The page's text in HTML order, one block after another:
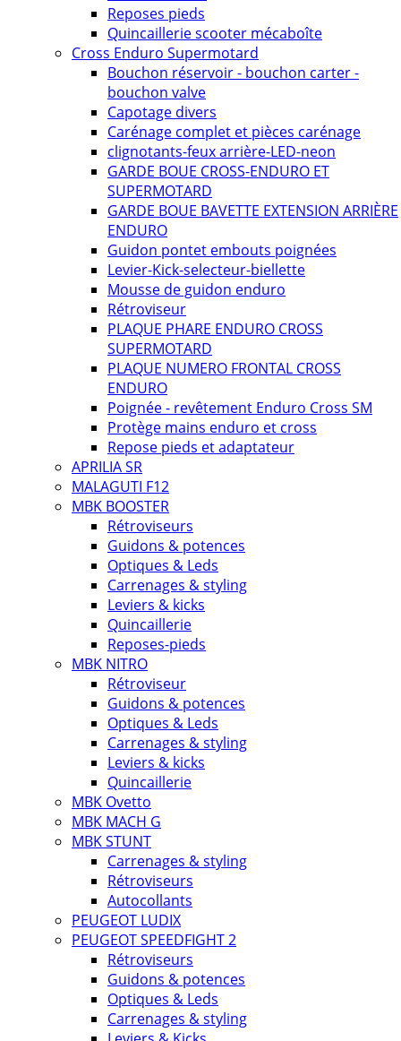
Reposes pieds
Quincaillerie scooter mécaboîte
Cross Enduro Supermotard
Bouchon réservoir - bouchon carter -
bouchon valve
Capotage divers
Carénage complet et pièces carénage
clignotants-feux arrière-LED-neon
GARDE BOUE CROSS-ENDURO ET
SUPERMOTARD
GARDE BOUE BAVETTE EXTENSION ARRIÈRE
ENDURO
Guidon pontet embouts poignées
Levier-Kick-selecteur-biellette
Mousse de guidon enduro
Rétroviseur
PLAQUE PHARE ENDURO CROSS
SUPERMOTARD
PLAQUE NUMERO FRONTAL CROSS
ENDURO
Poignée - revêtement Enduro Cross SM
Protège mains enduro et cross
Repose pieds et adaptateur
APRILIA SR
MALAGUTI F12
MBK BOOSTER
Rétroviseurs
Guidons & potences
Optiques & Leds
Carrenages & styling
Leviers & kicks
Quincaillerie
Reposes-pieds
MBK NITRO
Rétroviseur
Guidons & potences
Optiques & Leds
Carrenages & styling
Leviers & kicks
Quincaillerie
MBK Ovetto
MBK MACH G
MBK STUNT
Carrenages & styling
Rétroviseurs
Autocollants
PEUGEOT LUDIX
PEUGEOT SPEEDFIGHT 2
Rétroviseurs
Guidons & potences
Optiques & Leds
Carrenages & styling